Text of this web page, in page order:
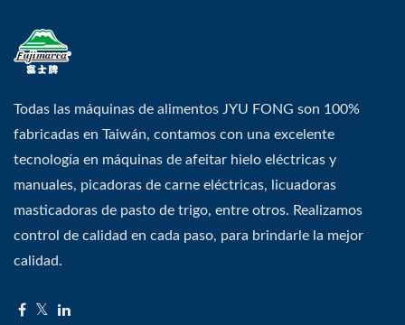
Todas las máquinas de alimentos JYU FONG son 100%
fabricadas en Taiwán, contamos con una excelente
tecnología en máquinas de afeitar hielo eléctricas y
manuales, picadoras de carne eléctricas, licuadoras
masticadoras de pasto de trigo, entre otros. Realizamos
control de calidad en cada paso, para brindarle la mejor
calidad.